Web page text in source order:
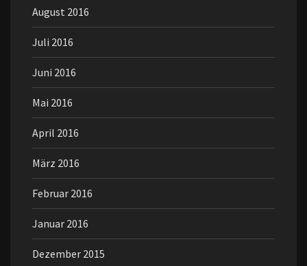
August 2016
Juli 2016
Juni 2016
Mai 2016
April 2016
März 2016
Februar 2016
Januar 2016
Dezember 2015